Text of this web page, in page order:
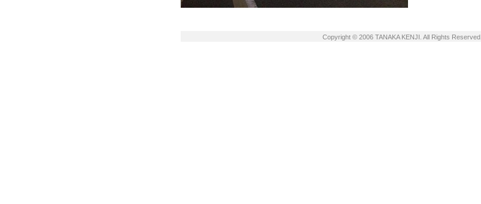
Copyright © 2006 TANAKA KENJI. All Rights Reserved.